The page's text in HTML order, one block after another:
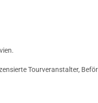
Tourveranstalter,